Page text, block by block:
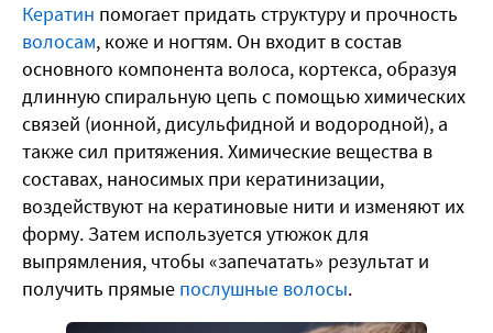
Кератин помогает придать структуру и прочность
волосам, коже и ногтям. Он входит в состав
основного компонента волоса, кортекса, образуя
длинную спиральную цепь с помощью химических
связей (ионной, дисульфидной и водородной), а
также сил притяжения. Химические вещества в
составах, наносимых при кератинизации,
воздействуют на кератиновые нити и изменяют их
форму. Затем используется утюжок для
выпрямления, чтобы «запечатать» результат и
получить прямые послушные волосы.